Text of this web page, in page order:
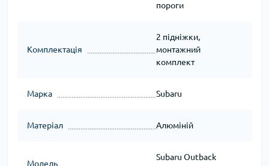
пороги
Комплектація
2 підніжки,
монтажний
комплект
Марка Subaru
Матеріал Алюміній
Модель
Subaru Outback